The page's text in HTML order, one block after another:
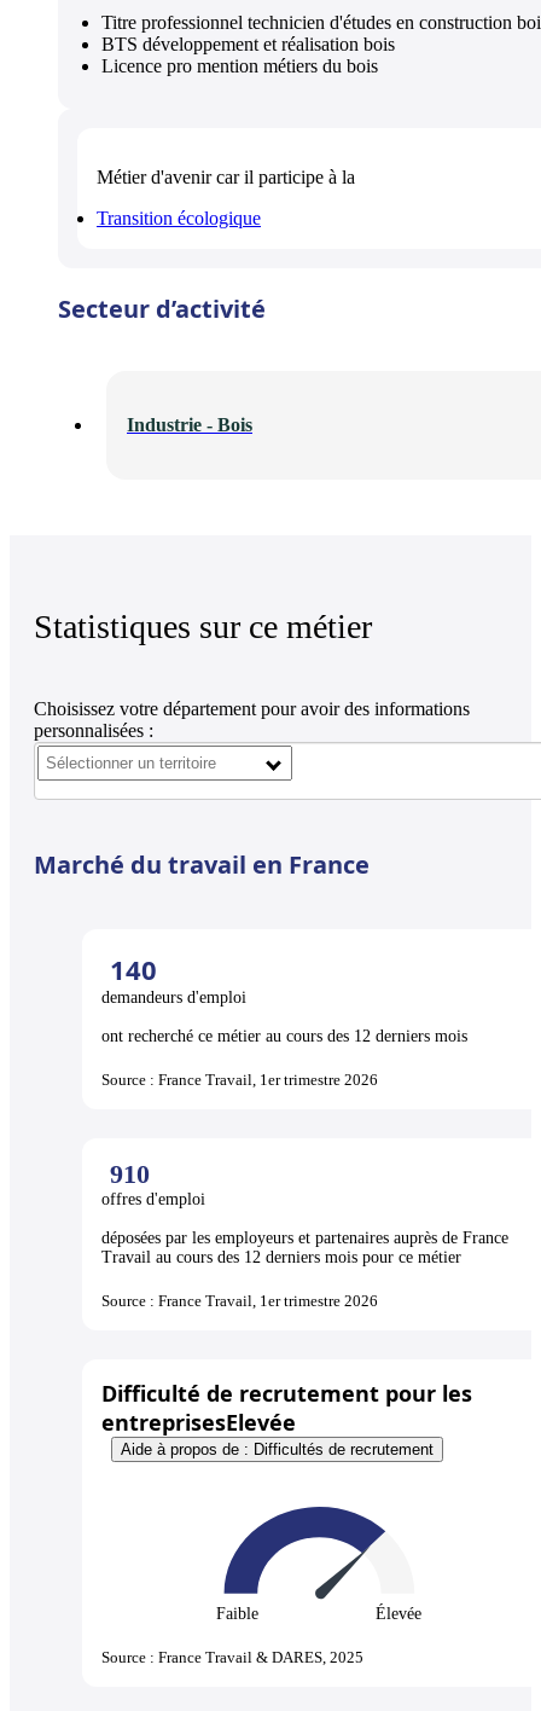
Titre professionnel technicien d'études en construction
BTS développement et réalisation bois
Licence pro mention métiers du bois
Métier d'avenircar il participe à la
Transition écologique
Secteur d’activité
Industrie - Bois
Statistiques sur ce métier
Choisissez votre département pour avoir des informations
personnalisées :
Marché du travail en France
140
demandeurs d'emploi
ont recherché ce métier au cours des 12 derniers mois
Source : France Travail, 1er trimestre 2026
910
offres d'emploi
déposées par les employeurs et partenaires auprès de France
Travail au cours des 12 derniers mois pour ce métier
Source : France Travail, 1er trimestre 2026
Difficulté de recrutement pour les
entreprisesElevée
Aide à propos de : Difficultés de recrutement
Faible Élevée
Source : France Travail & DARES, 2025